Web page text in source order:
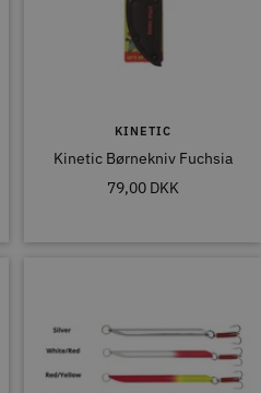
KINETIC
Kinetic Børnekniv Fuchsia
Tilbudspris
79,00 DKK